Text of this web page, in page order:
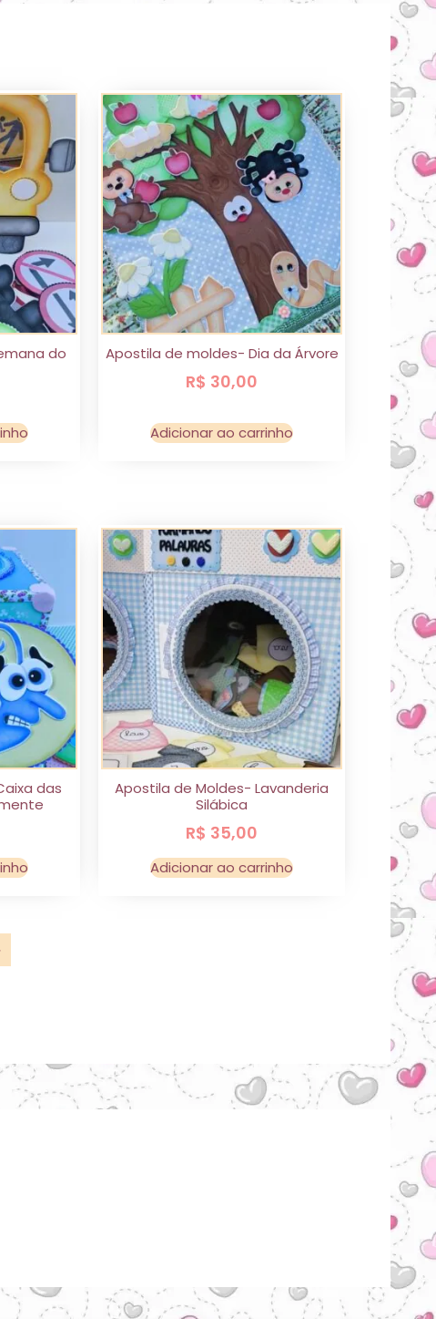
do
Apostila de moldes- Dia da Árvore
R$ 30,00
Adicionar ao carrinho
das
Apostila de Moldes- Lavanderia
Silábica
R$ 35,00
Adicionar ao carrinho